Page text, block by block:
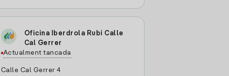
Oficina Iberdrola Rubi Calle
Cal Gerrer
Actualment tancada
Calle Cal Gerrer 4